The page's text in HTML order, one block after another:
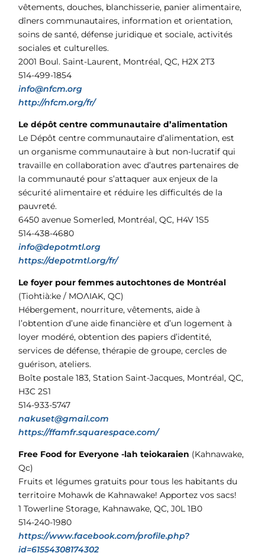
vêtements, douches, blanchisserie, panier alimentaire,
dîners communautaires, information et orientation,
soins de santé, défense juridique et sociale, activités
sociales et culturelles.
2001 Boul. Saint-Laurent, Montréal, QC, H2X 2T3
514-499-1854
info@nfcm.org
http://nfcm.org/fr/
Le dépôt centre communautaire d’alimentation
Le Dépôt centre communautaire d’alimentation, est
un organisme communautaire à but non-lucratif qui
travaille en collaboration avec d’autres partenaires de
la communauté pour s’attaquer aux enjeux de la
sécurité alimentaire et réduire les difficultés de la
pauvreté.
6450 avenue Somerled, Montréal, QC, H4V 1S5
514-438-4680
info@depotmtl.org
https://depotmtl.org/fr/
Le foyer pour femmes autochtones de Montréal
(Tiohtià:ke / MOɅIAK, QC)
Hébergement, nourriture, vêtements, aide à
l’obtention d’une aide financière et d’un logement à
loyer modéré, obtention des papiers d’identité,
services de défense, thérapie de groupe, cercles de
guérison, ateliers.
Boîte postale 183, Station Saint-Jacques, Montréal, QC,
H3C 2S1
514-933-5747
nakuset@gmail.com
https://ffamfr.squarespace.com/
Free Food for Everyone -lah teiokaraien (Kahnawake,
Qc)
Fruits et légumes gratuits pour tous les habitants du
territoire Mohawk de Kahnawake! Apportez vos sacs!
1 Towerline Storage, Kahnawake, QC, J0L 1B0
514-240-1980
https://www.facebook.com/profile.php?
id=61554308174302